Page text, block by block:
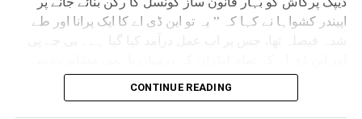
اپیندر کشواہا نے کہا کہ ’’ یہ تو این ڈی اے کا ایک پرانا اور طے
یہ امور پہلے ہی طے پا چکے تھے۔ چونکہ دیپک پرکاش کسی
بھی ایوان کے رکن بنے بغیر وزیر بن رہے تھے، اس لیے اسی وقت
CONTINUE READING